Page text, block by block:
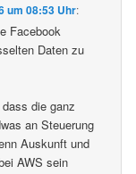
um 08:53 Uhr:
Facebook
Daten zu
die ganz
an Steuerung
Auskunft und
AWS sein